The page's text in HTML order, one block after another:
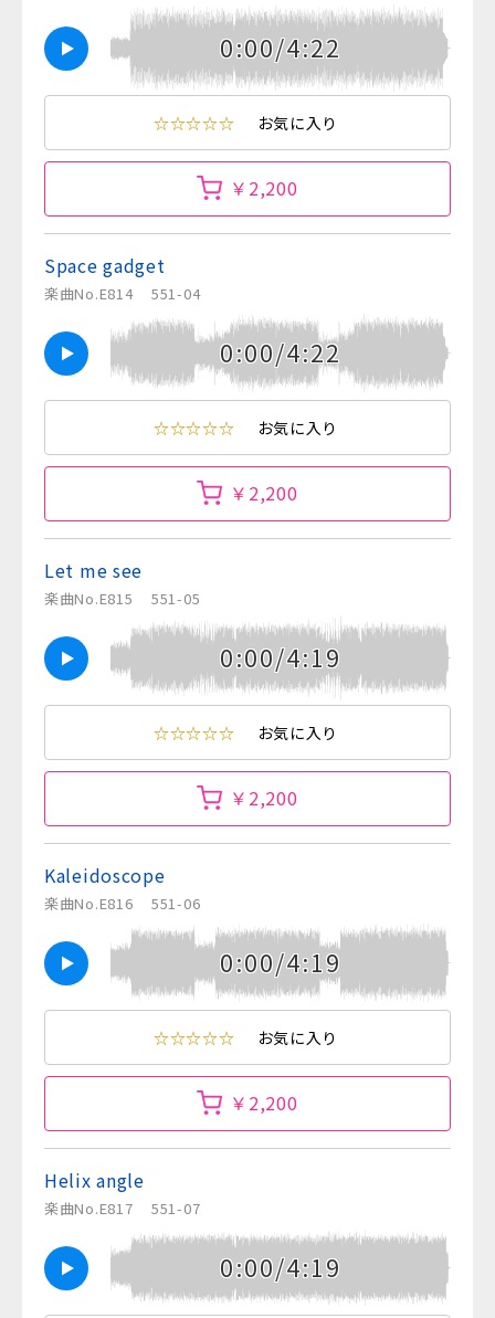
0:00/4:22
☆☆☆☆☆ お気に入り
￥2,200
Space gadget
楽曲No.E814 551-04
0:00/4:22
☆☆☆☆☆ お気に入り
￥2,200
Let me see
楽曲No.E815 551-05
0:00/4:19
☆☆☆☆☆ お気に入り
￥2,200
Kaleidoscope
楽曲No.E816 551-06
0:00/4:19
☆☆☆☆☆ お気に入り
￥2,200
Helix angle
楽曲No.E817 551-07
0:00/4:19